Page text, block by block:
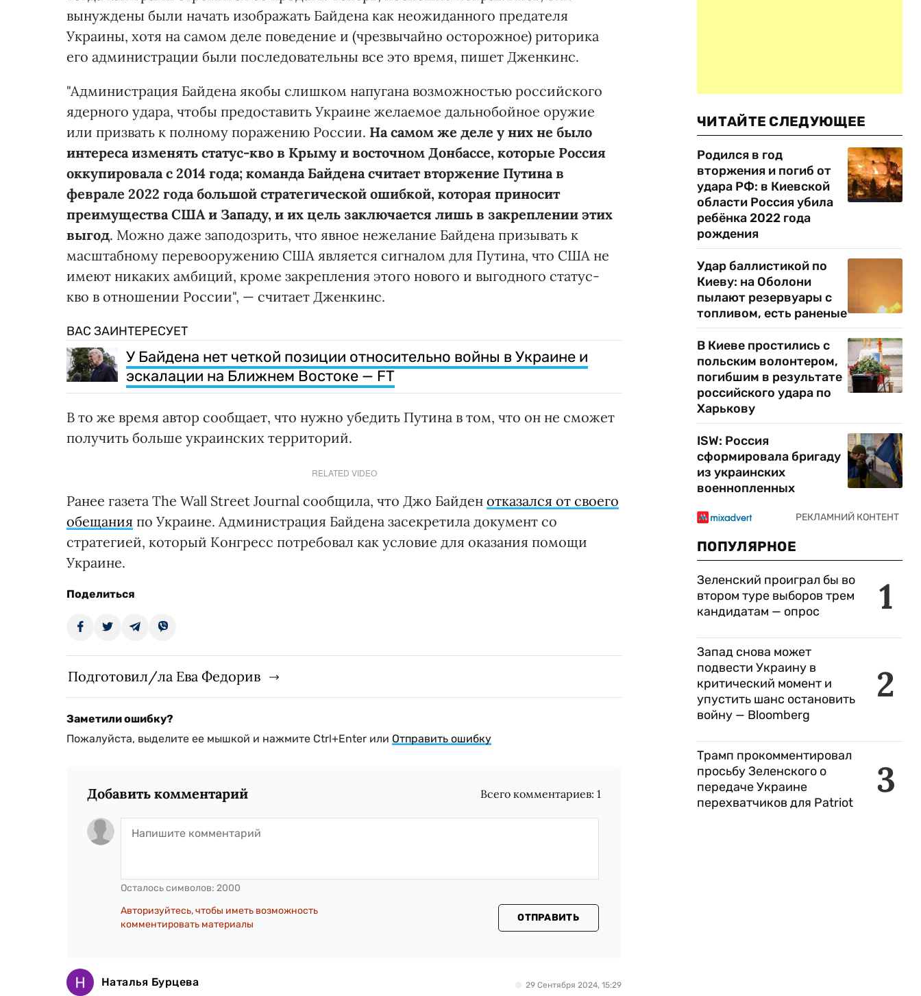
вынуждены были начать изображать Байдена как неожиданного предателя
Украины, хотя на самом деле поведение и (чрезвычайно осторожное) риторика
его администрации были последовательны все это время, пишет Дженкинс.
"Администрация Байдена якобы слишком напугана возможностью российского
ядерного удара, чтобы предоставить Украине желаемое дальнобойное оружие
или призвать к полному поражению России. На самом же деле у них не было
интереса изменять статус-кво в Крыму и восточном Донбассе, которые Россия
оккупировала с 2014 года; команда Байдена считает вторжение Путина в
феврале 2022 года большой стратегической ошибкой, которая приносит
преимущества США и Западу, и их цель заключается лишь в закреплении этих
выгод. Можно даже заподозрить, что явное нежелание Байдена призывать к
масштабному перевооружению США является сигналом для Путина, что США не
имеют никаких амбиций, кроме закрепления этого нового и выгодного статус-
кво в отношении России", — считает Дженкинс.
ВАС ЗАИНТЕРЕСУЕТ
У Байдена нет четкой позиции относительно войны в Украине и
эскалации на Ближнем Востоке — FT
В то же время автор сообщает, что нужно убедить Путина в том, что он не сможет
получить больше украинских территорий.
RELATED VIDEO
Ранее газета The Wall Street Journal сообщила, что Джо Байден отказался от своего
обещания по Украине. Администрация Байдена засекретила документ со
стратегией, который Конгресс потребовал как условие для оказания помощи
Украине.
Поделиться
Подготовил/ла Ева Федорив
Заметили ошибку?
Пожалуйста, выделите ее мышкой и нажмите Ctrl+Enter или Отправить ошибку
Добавить комментарий Всего комментариев:1
Осталось символов: 2000
Авторизуйтесь, чтобы иметь возможность
комментировать материалы
ОТПРАВИТЬ
Наталья Бурцева 29 Сентября 2024, 15:29
ЧИТАЙТЕ СЛЕДУЮЩЕЕ
Родился в год
вторжения и погиб от
удара РФ: в Киевской
области Россия убила
ребёнка 2022 года
рождения
Удар баллистикой по
Киеву: на Оболони
пылают резервуары с
топливом, есть раненые
В Киеве простились с
польским волонтером,
погибшим в результате
российского удара по
Харькову
ISW: Россия
сформировала бригаду
из украинских
военнопленных
ПОПУЛЯРНОЕ
1
Зеленский проиграл бы во
втором туре выборов трем
кандидатам — опрос
2
Запад снова может
подвести Украину в
критический момент и
упустить шанс остановить
войну — Bloomberg
3
Трамп прокомментировал
просьбу Зеленского о
передаче Украине
перехватчиков для Patriot